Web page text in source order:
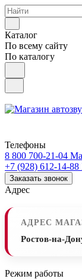
Каталог
По всему сайту
По каталогу
Телефоны
8 800 700-21-04
+7 (928) 612-14-88
Заказать звонок
Адрес
АДРЕС
Ростов-на-
Режим работы